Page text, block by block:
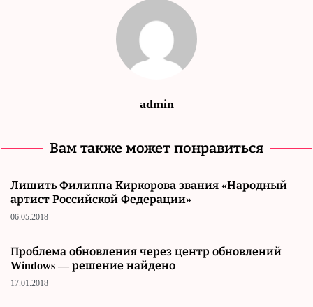
admin
Вам также может понравиться
Лишить Филиппа Киркорова звания «Народный
артист Российской Федерации»
06.05.2018
Проблема обновления через центр обновлений
Windows — решение найдено
17.01.2018